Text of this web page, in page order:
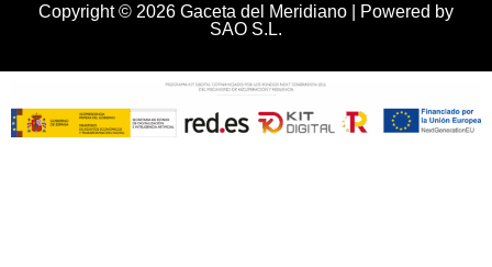
Copyright © 2026 Gaceta del Meridiano | Powered by
SAO S.L.